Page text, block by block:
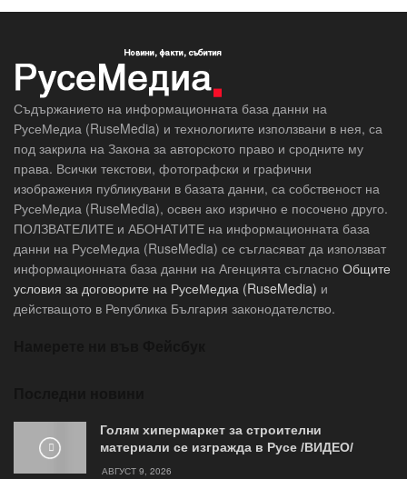
Съдържанието на информационната база данни на
РусеМедиа (RuseMedia) и технологиите използвани в нея, са
под закрила на Закона за авторското право и сродните му
права. Всички текстови, фотографски и графични
изображения публикувани в базата данни, са собственост на
РусеМедиа (RuseMedia), освен ако изрично е посочено друго.
ПОЛЗВАТЕЛИТЕ и АБОНАТИТЕ на информационната база
данни на РусеМедиа (RuseMedia) се съгласяват да използват
информационната база данни на Агенцията съгласно Общите
условия за договорите на РусеМедиа (RuseMedia) и
действащото в Република България законодателство.
Голям хипермаркет за строителни
материали се изгражда в Русе /ВИДЕО/
АВГУСТ 9, 2026